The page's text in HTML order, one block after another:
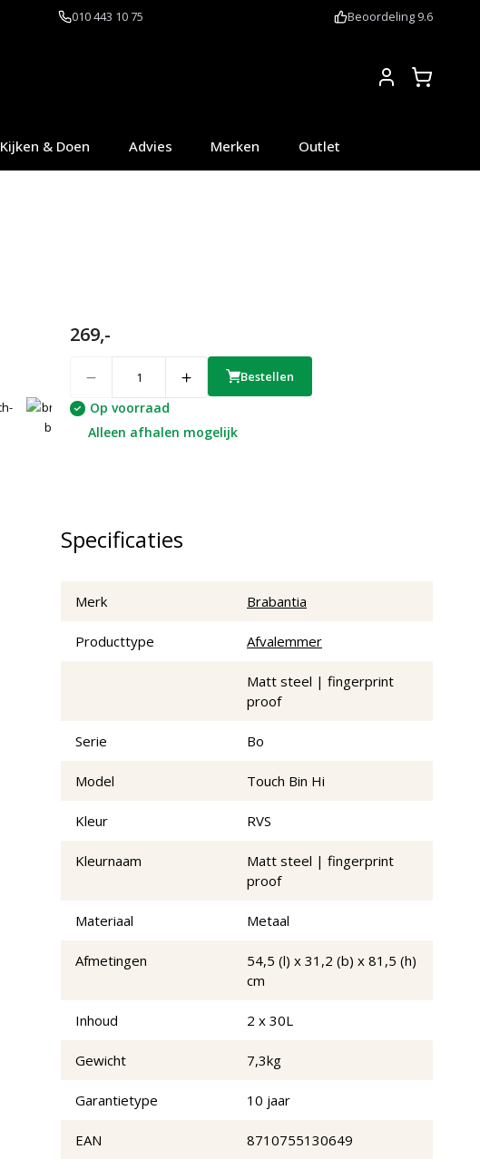
010 443 10 75 Beoordeling 9.6
Kijken & Doen Advies Merken Outlet
269,-
Bestellen
Op voorraad
Alleen afhalen mogelijk
Specificaties
Merk Brabantia
Producttype Afvalemmer
Matt steel | fingerprint
proof
Serie Bo
Model Touch Bin Hi
Kleur RVS
Kleurnaam
Matt steel | fingerprint
proof
Materiaal Metaal
Afmetingen
54,5 (l) x 31,2 (b) x 81,5 (h)
cm
Inhoud 2 x 30L
Gewicht 7,3kg
Garantietype 10 jaar
EAN 8710755130649